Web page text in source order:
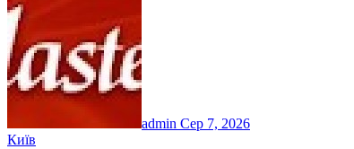
admin Сер 7, 2026
Київ